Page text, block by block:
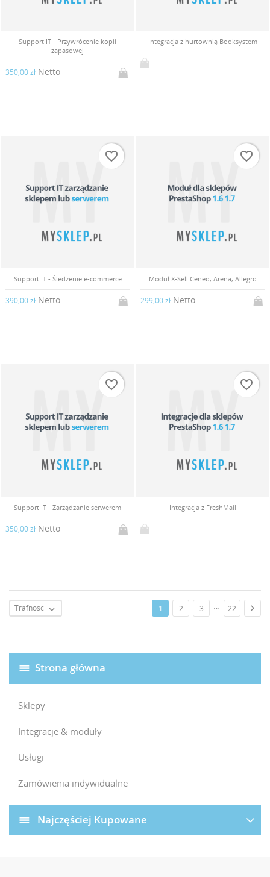
Strona główna
Sklepy
Integracje & moduły
Usługi
Zamówienia indywidualne
Najczęściej Kupowane
Support IT - Przywrócenie kopii
zapasowej
350,00 zł Netto
Integracja z hurtownią Booksystem
Support IT - Śledzenie e-commerce
390,00 zł Netto
favorite_border
Moduł X-Sell Ceneo, Arena, Allegro
299,00 zł Netto
favorite_border
Support IT - Zarządzanie serwerem
350,00 zł Netto
favorite_border
Integracja z FreshMail
favorite_border
Trafność  1 2 3 22 